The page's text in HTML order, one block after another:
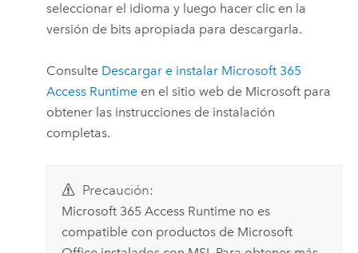
seleccionar el idioma y luego hacer clic en la
versión de bits apropiada para descargarla.
Consulte Descargar e instalar Microsoft 365
Access Runtime en el sitio web de Microsoft para
obtener las instrucciones de instalación
completas.
Precaución:
Microsoft365 Access Runtime no es
compatible con productos de Microsoft